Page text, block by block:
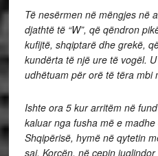
Të nesërmen në mëngjes në
djathtë të “W”, që qëndron
kufijtë, shqiptarë dhe grekë,
kundërta të një ure të vogël.
udhëtuam për orë të tëra mbi
Ishte ora 5 kur arritëm në
kaluar nga fusha më e
Shqipërisë, hymë në qytetin
saj, Korçën, në cepin